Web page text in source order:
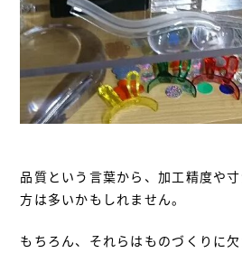
品質という言葉から、加工精度や
方は多いかもしれません。
もちろん、それらはものづくりに